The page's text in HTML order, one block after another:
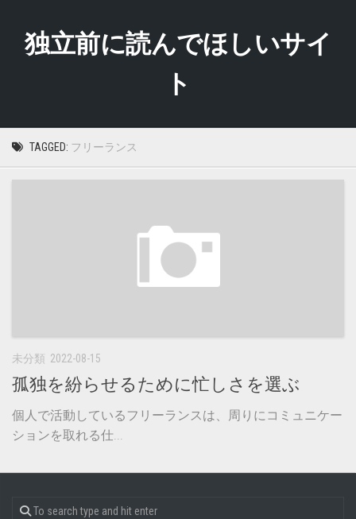
content独立前に読んでほしいサイ
ト
TAGGED: フリーランス
未分類 2022-08-15
孤独を紛らせるために忙しさを選ぶ
個人で活動しているフリーランスは、周りにコミュニケー
ションを取れる仕...